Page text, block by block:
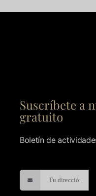
Suscríbete a
gratuito
Boletín de